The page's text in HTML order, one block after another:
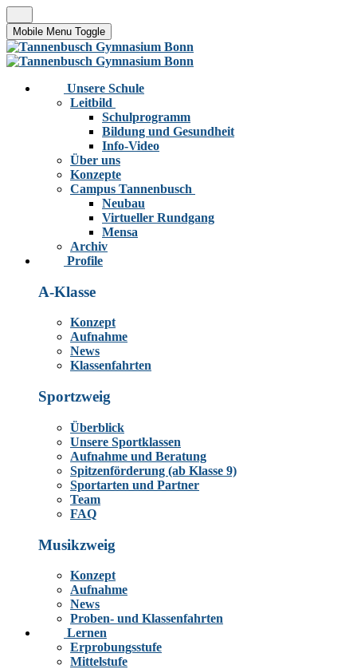
Mobile Menu Toggle
Unsere Schule
Leitbild
Schulprogramm
Bildung und Gesundheit
Info-Video
Über uns
Konzepte
Campus Tannenbusch
Neubau
Virtueller Rundgang
Mensa
Archiv
Profile
A-Klasse
Konzept
Aufnahme
News
Klassenfahrten
Sportzweig
Überblick
Unsere Sportklassen
Aufnahme und Beratung
Spitzenförderung (ab Klasse 9)
Sportarten und Partner
Team
FAQ
Musikzweig
Konzept
Aufnahme
News
Proben- und Klassenfahrten
Lernen
Erprobungsstufe
Mittelstufe